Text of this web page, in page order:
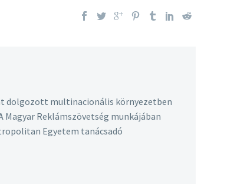
dolgozott multinacionális környezetben
Reklámszövetség munkájában
Egyetem tanácsadó